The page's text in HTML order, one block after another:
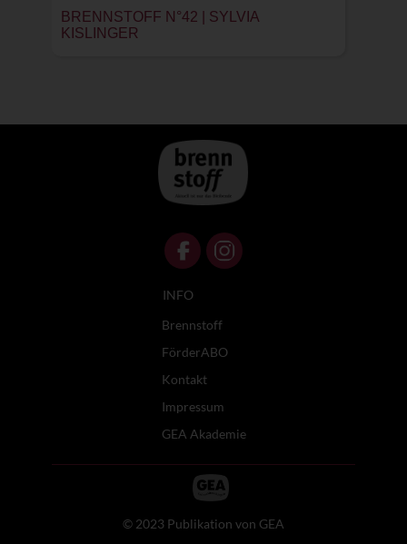
BRENNSTOFF N°42 | SYLVIA
KISLINGER
INFO
Brennstoff
FörderABO
Kontakt
Impressum
GEA Akademie
© 2023 Publikation von GEA